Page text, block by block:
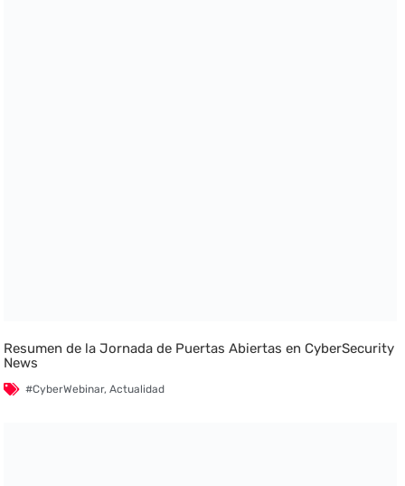
Resumen de la Jornada de Puertas Abiertas en CyberSecurity
News
#CyberWebinar,Actualidad